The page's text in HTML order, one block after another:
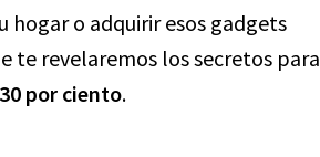
hogar o adquirir esos gadgets
te revelaremos los secretos para
por ciento.